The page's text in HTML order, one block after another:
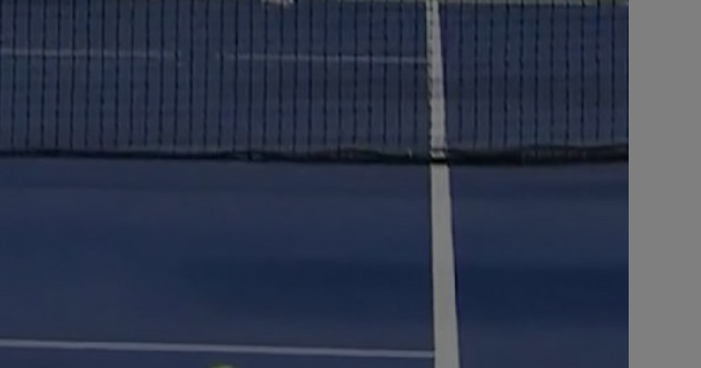
w następujących celach:
urządzenia do celów identyfikacji.